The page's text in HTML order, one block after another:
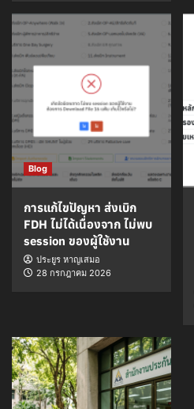
Blog
การแก้ไขปัญหา ส่งเบิก
FDH ไม่ได้เนื่องจาก ไม่พบ
session ของผู้ใช้งาน
ประยูร หาญเสมอ
28 กรกฎาคม 2026